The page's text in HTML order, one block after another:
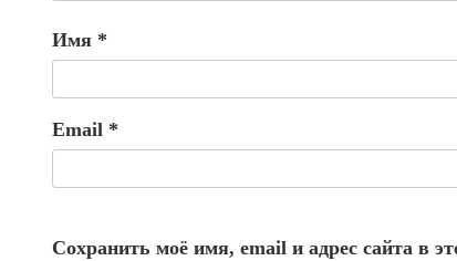
Имя *
Email *
Сохранить моё имя, email и адрес сайта в